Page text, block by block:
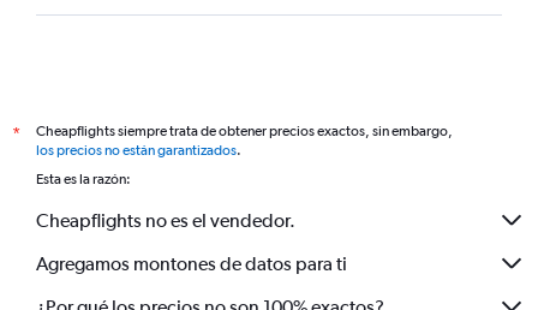
*
Cheapflights siempre trata de obtener precios exactos, sin embargo,
los precios no están garantizados.
Esta es la razón:
Cheapflights no es el vendedor.
Agregamos montones de datos para ti